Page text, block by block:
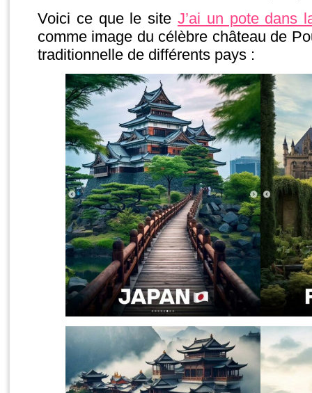
Voici ce que le site J’ai un pote dans
comme image du célèbre château de
traditionnelle de différents pays :